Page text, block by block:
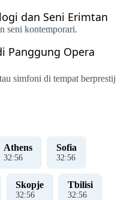
dan Seni Erimtan
seni kontemporari.
Panggung Opera
simfoni di tempat berprestij
Athens
32:56
Sofia
32:56
Skopje
32:56
Tbilisi
32:56